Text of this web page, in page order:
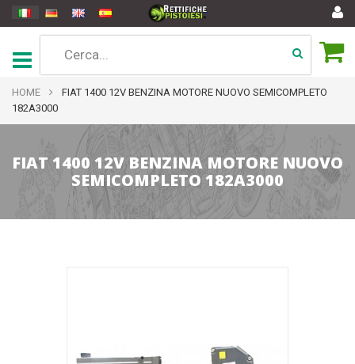
HOME
FIAT 1400 12V BENZINA MOTORE NUOVO SEMICOMPLETO
182A3000
FIAT 1400 12V BENZINA MOTORE NUOVO
SEMICOMPLETO 182A3000